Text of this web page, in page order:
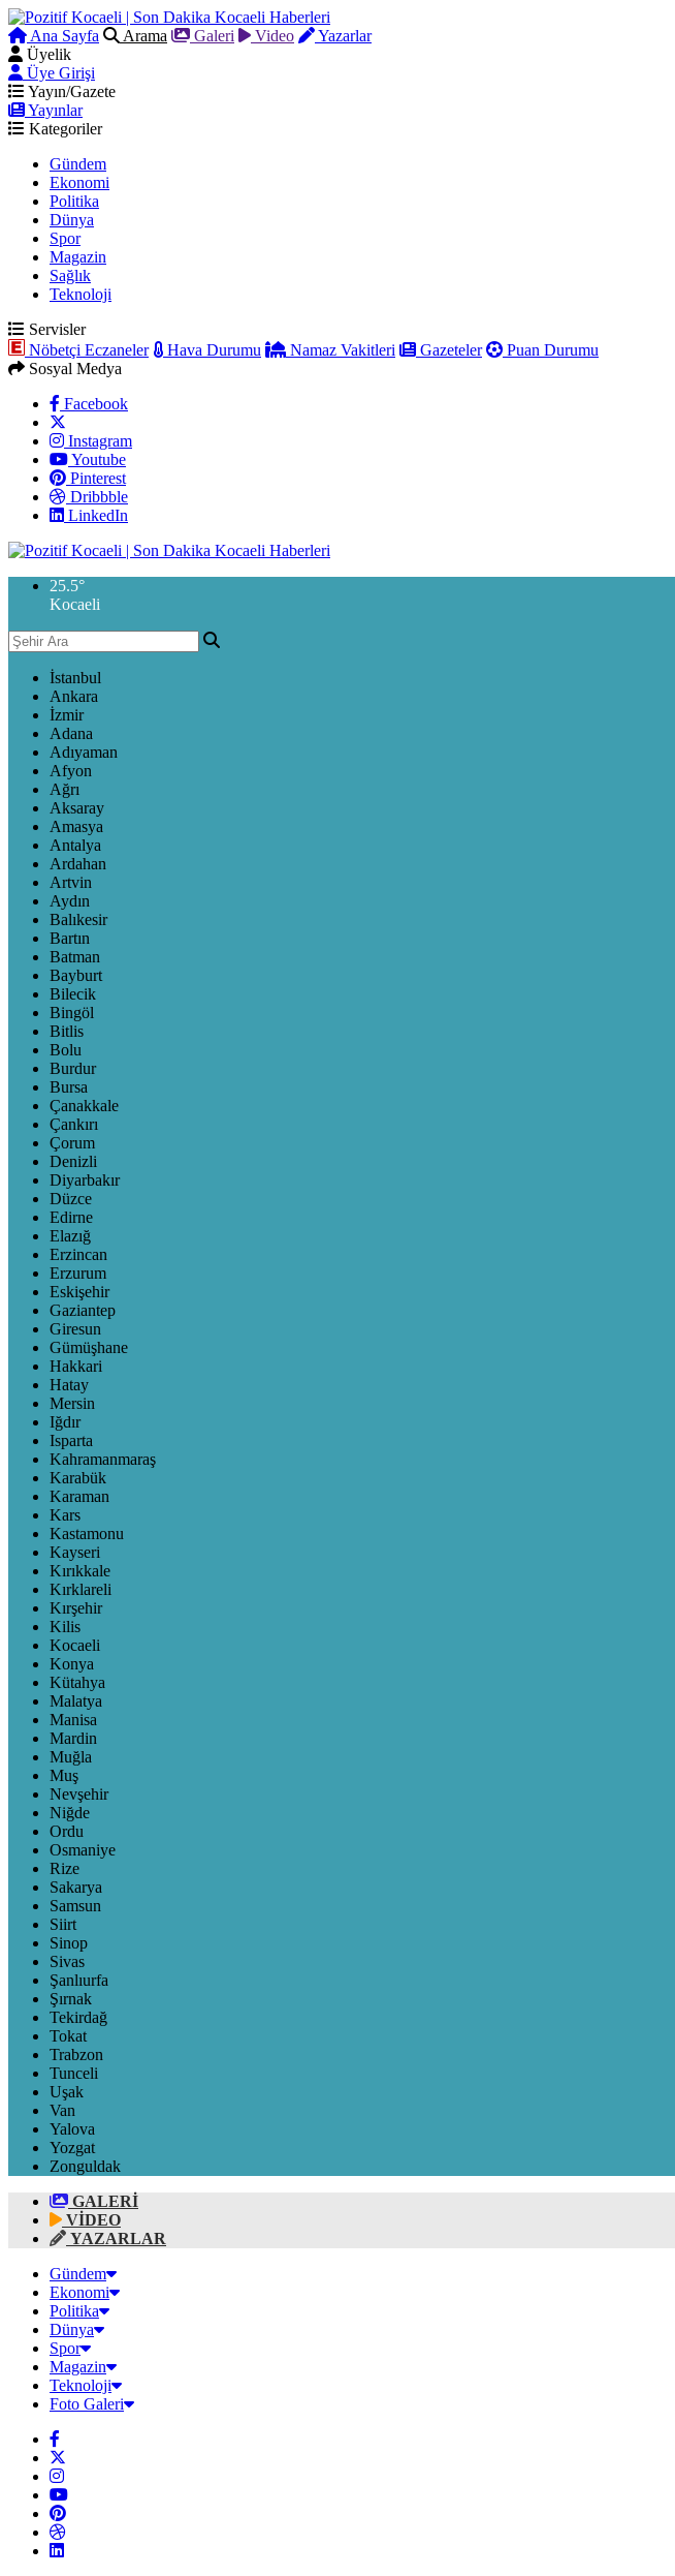
Ana Sayfa Arama Galeri Video
Yazarlar
Üyelik
Üye Girişi
Yayın/Gazete
Yayınlar
Kategoriler
Gündem
Ekonomi
Politika
Dünya
Spor
Magazin
Sağlık
Teknoloji
Servisler
Nöbetçi Eczaneler
Hava Durumu Namaz Vakitleri Gazeteler
Puan Durumu
Sosyal Medya
Facebook
Instagram
Youtube
Pinterest
Dribbble
LinkedIn
25.5°
Kocaeli
İstanbul
Ankara
İzmir
Adana
Adıyaman
Afyon
Ağrı
Aksaray
Amasya
Antalya
Ardahan
Artvin
Aydın
Balıkesir
Bartın
Batman
Bayburt
Bilecik
Bingöl
Bitlis
Bolu
Burdur
Bursa
Çanakkale
Çankırı
Çorum
Denizli
Diyarbakır
Düzce
Edirne
Elazığ
Erzincan
Erzurum
Eskişehir
Gaziantep
Giresun
Gümüşhane
Hakkari
Hatay
Mersin
Iğdır
Isparta
Kahramanmaraş
Karabük
Karaman
Kars
Kastamonu
Kayseri
Kırıkkale
Kırklareli
Kırşehir
Kilis
Kocaeli
Konya
Kütahya
Malatya
Manisa
Mardin
Muğla
Muş
Nevşehir
Niğde
Ordu
Osmaniye
Rize
Sakarya
Samsun
Siirt
Sinop
Sivas
Şanlıurfa
Şırnak
Tekirdağ
Tokat
Trabzon
Tunceli
Uşak
Van
Yalova
Yozgat
Zonguldak
GALERİ
VİDEO
YAZARLAR
Gündem
Ekonomi
Politika
Dünya
Spor
Magazin
Teknoloji
Foto Galeri